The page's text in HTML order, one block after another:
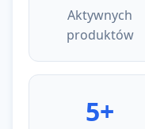
Aktywnych
produktów
5+